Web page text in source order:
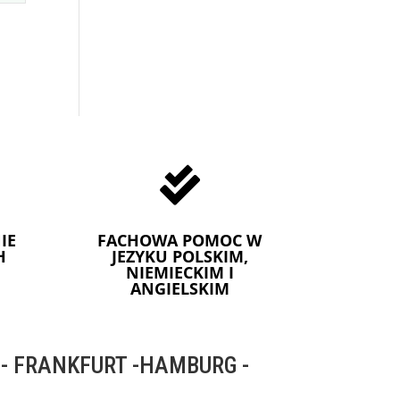

FACHOWA POMOC W
JEZYKU POLSKIM,
NIEMIECKIM I
ANGIELSKIM
FRANKFURT -HAMBURG -